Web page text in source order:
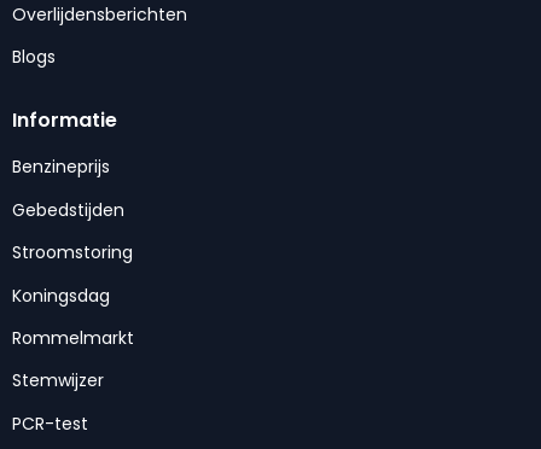
Overlijdensberichten
Blogs
Informatie
Benzineprijs
Gebedstijden
Stroomstoring
Koningsdag
Rommelmarkt
Stemwijzer
PCR-test